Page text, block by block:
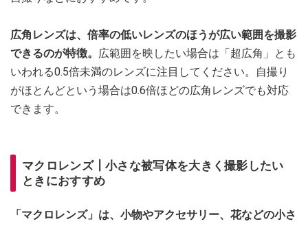
広角レンズは、倍率の低いレンズのほうが広い範囲を撮影
できるのが特徴。 広範囲を映したい場合は「超広角」とも
いわれる0.5倍未満のレンズに注目してください。自撮り
がほとんどという場合は0.6倍ほどの広角レンズでも対応
できます。
マクロレンズ┃小さな被写体を大きく撮影したい
ときにおすすめ
「マクロレンズ」は、小物やアクセサリー、花などの小さ